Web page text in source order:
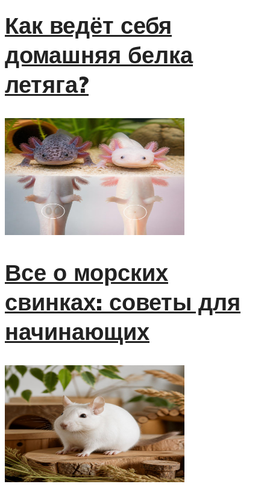
Как ведёт себя
домашняя белка
летяга?
Все о морских
свинках: советы для
начинающих